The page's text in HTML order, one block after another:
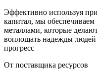
Эффективно используя
капитал, мы
металлами, которые
воплощать надежды людей
прогресс
От поставщика ресурсов